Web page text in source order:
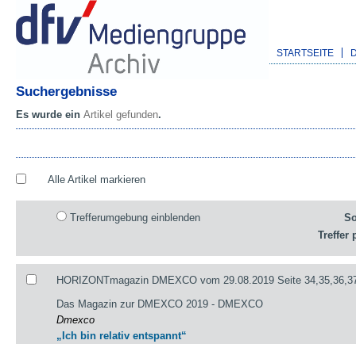
STARTSEITE
Suchergebnisse
Es wurde ein Artikel gefunden.
Alle Artikel markieren
Trefferumgebung einblenden
Treffer
HORIZONTmagazin DMEXCO vom 29.08.2019 Seite
Das Magazin zur DMEXCO 2019 - DMEXCO
Dmexco
„Ich bin relativ entspannt“